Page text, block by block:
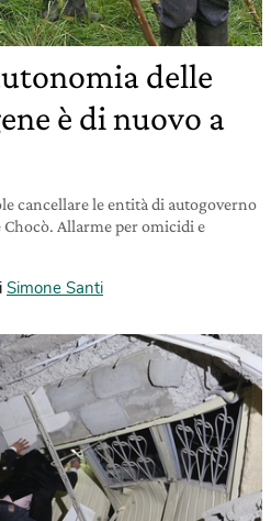
delle
è di nuovo a
cancellare le entità di autogoverno
Allarme per omicidi e
Simone Santi